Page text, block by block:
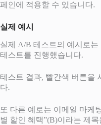
페인에 적용할 수 있습니다.
실제 예시
실제 A/B 테스트의 예시로
테스트를 진행했습니다.
테스트 결과, 빨간색 버튼을
다.
또 다른 예로는 이메일 마케
별 할인 혜택”(B)이라는 제